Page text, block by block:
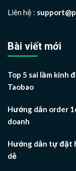
Liên hệ :
Bài viết mới
Top 5 sai lầm kinh
Taobao
Hướng dẫn order
doanh
Hướng dẫn tự đặt
dễ